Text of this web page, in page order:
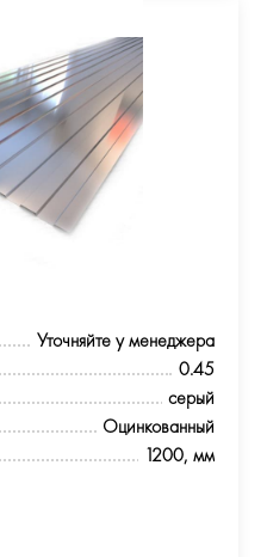
Уточняйте у менеджера
0.45
серый
Оцинкованный
1200, мм